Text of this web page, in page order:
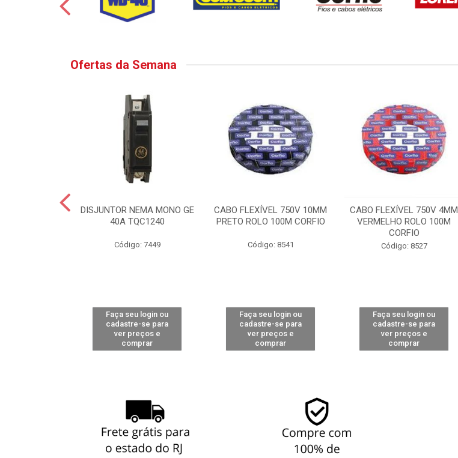
Ofertas da Semana
DISJUNTOR NEMA MONO GE
40A TQC1240
Código: 7449
Faça seu login ou
cadastre-se para
ver preços e
comprar
CABO FLEXÍVEL 750V 10MM
PRETO ROLO 100M CORFIO
Código: 8541
Faça seu login ou
cadastre-se para
ver preços e
comprar
CABO FLEXÍVEL 750V 4MM
VERMELHO ROLO 100M
CORFIO
Código: 8527
Faça seu login ou
cadastre-se para
ver preços e
comprar